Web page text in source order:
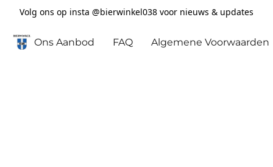
Volg ons op insta @bierwinkel038 voor nieuws & updates
Ons Aanbod FAQ Algemene Voorwaarden